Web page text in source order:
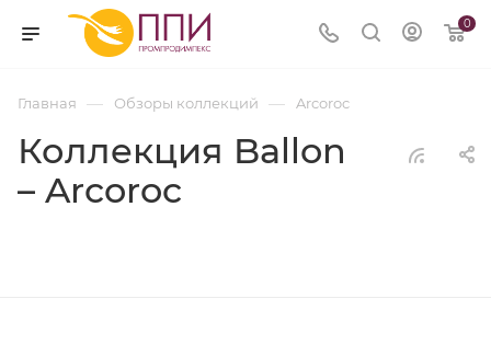
0
Главная — Обзоры коллекций — Arcoroc
Коллекция Ballon
– Arcoroc